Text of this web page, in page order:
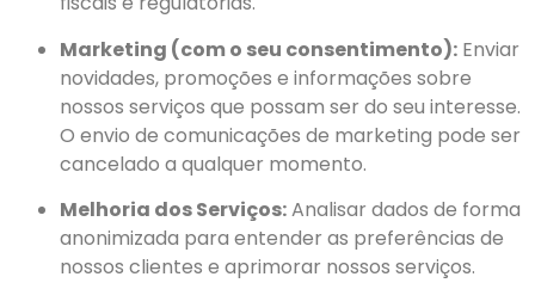
Marketing (com o seu consentimento): Enviar
novidades, promoções e informações sobre
nossos serviços que possam ser do seu interesse.
O envio de comunicações de marketing pode ser
cancelado a qualquer momento.
Melhoria dos Serviços:Analisar dados de forma
anonimizada para entender as preferências de
nossos clientes e aprimorar nossos serviços.